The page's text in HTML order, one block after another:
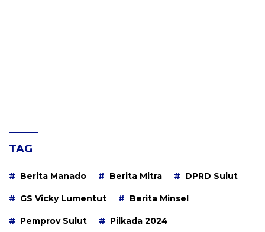
TAG
Berita Manado Berita Mitra DPRD Sulut
GS Vicky Lumentut Berita Minsel
Pemprov Sulut Pilkada 2024